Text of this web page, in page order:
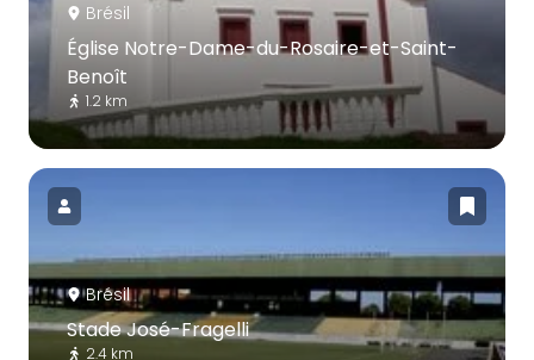
Brésil
Église Notre-Dame-du-Rosaire-et-Saint-
Benoît
1.2 km
Brésil
Stade José-Fragelli
2.4 km